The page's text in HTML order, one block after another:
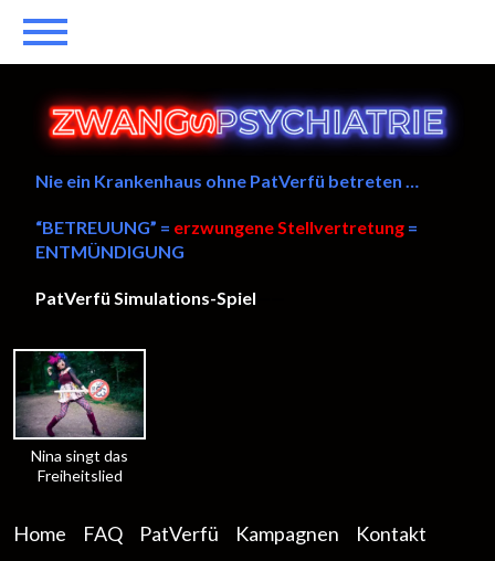
Nina singt das
Freiheitslied
Nie ein Krankenhaus ohne PatVerfü betreten …
“BETREUUNG” = erzwungene Stellvertretung =
ENTMÜNDIGUNG
PatVerfü Simulations-Spiel
Home FAQ PatVerfü Kampagnen Kontakt